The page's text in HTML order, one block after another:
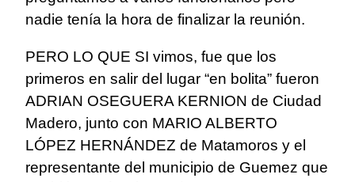
nadie tenía la hora de finalizar la reunión.
PERO LO QUE SI vimos, fue que los
primeros en salir del lugar “en bolita” fueron
ADRIAN OSEGUERA KERNION de Ciudad
Madero, junto con MARIO ALBERTO
LÓPEZ HERNÁNDEZ de Matamoros y el
representante del municipio de Guemez que